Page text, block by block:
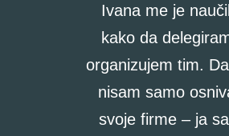
Ivana me je
kako da
organizujem tim.
nisam samo
svoje firme – ja